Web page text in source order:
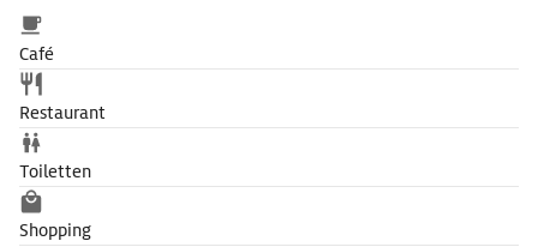
Café
Restaurant
Toiletten
Shopping